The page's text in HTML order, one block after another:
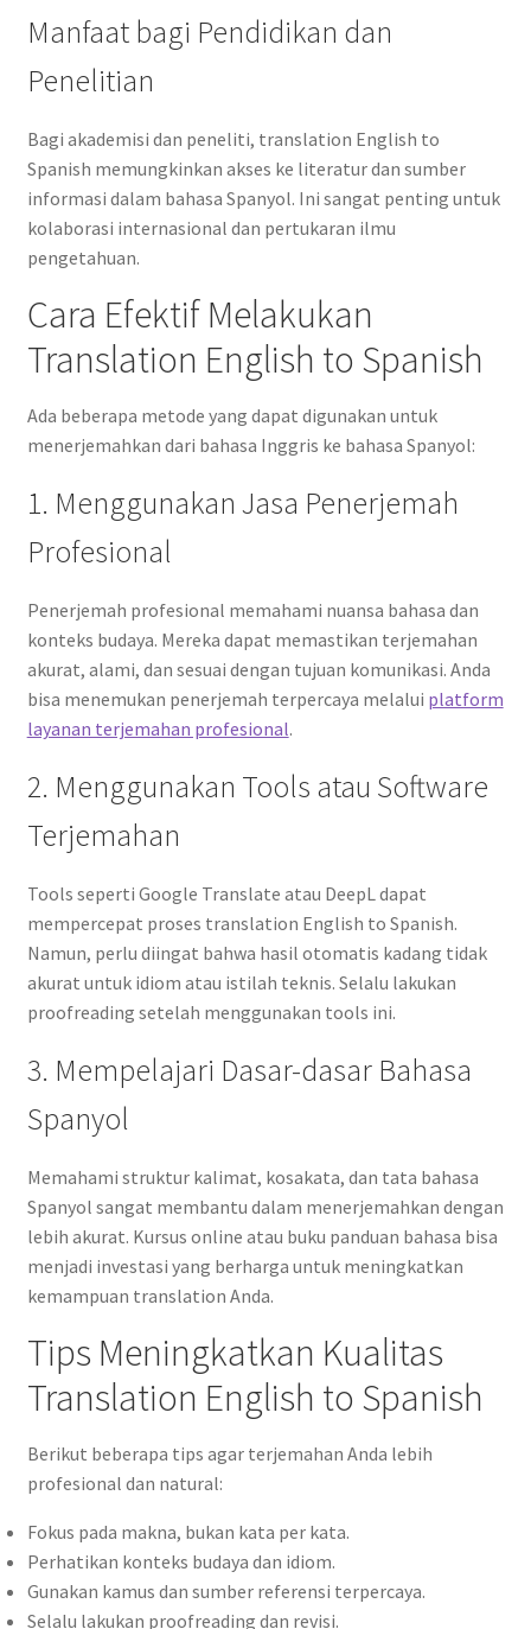
Manfaat bagi Pendidikan dan
Penelitian
Bagi akademisi dan peneliti, translation English to
Spanish memungkinkan akses ke literatur dan sumber
informasi dalam bahasa Spanyol. Ini sangat penting untuk
kolaborasi internasional dan pertukaran ilmu
pengetahuan.
Cara Efektif Melakukan
Translation English to Spanish
Ada beberapa metode yang dapat digunakan untuk
menerjemahkan dari bahasa Inggris ke bahasa Spanyol:
1. Menggunakan Jasa Penerjemah
Profesional
Penerjemah profesional memahami nuansa bahasa dan
konteks budaya. Mereka dapat memastikan terjemahan
akurat, alami, dan sesuai dengan tujuan komunikasi. Anda
bisa menemukan penerjemah terpercaya melalui platform
layanan terjemahan profesional.
2. Menggunakan Tools atau Software
Terjemahan
Tools seperti Google Translate atau DeepL dapat
mempercepat proses translation English to Spanish.
Namun, perlu diingat bahwa hasil otomatis kadang tidak
akurat untuk idiom atau istilah teknis. Selalu lakukan
proofreading setelah menggunakan tools ini.
3. Mempelajari Dasar-dasar Bahasa
Spanyol
Memahami struktur kalimat, kosakata, dan tata bahasa
Spanyol sangat membantu dalam menerjemahkan dengan
lebih akurat. Kursus online atau buku panduan bahasa bisa
menjadi investasi yang berharga untuk meningkatkan
kemampuan translation Anda.
Tips Meningkatkan Kualitas
Translation English to Spanish
Berikut beberapa tips agar terjemahan Anda lebih
profesional dan natural:
Fokus pada makna, bukan kata per kata.
Perhatikan konteks budaya dan idiom.
Gunakan kamus dan sumber referensi terpercaya.
Selalu lakukan proofreading dan revisi.